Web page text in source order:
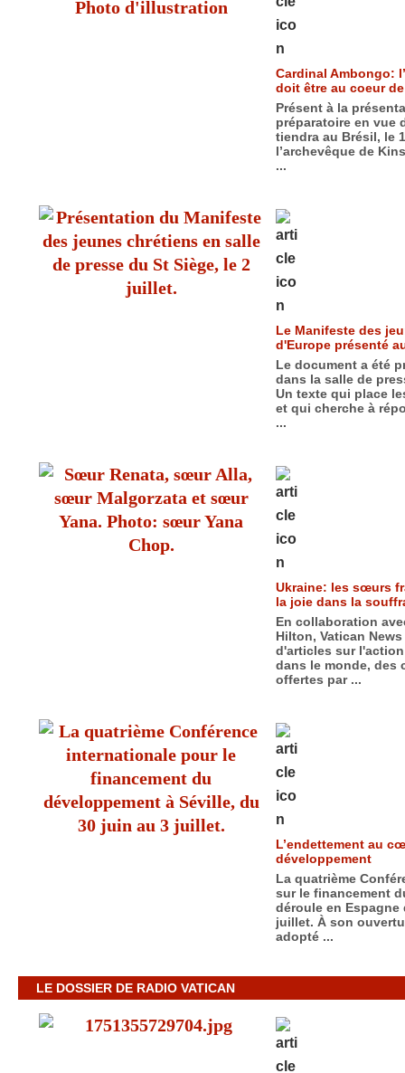
Cardinal Ambongo:
doit être au coeur
Présent à la
préparatoire en vue
tiendra au Brésil, le
l’archevêque de
...
Le Manifeste des
d'Europe présenté
Le document a été
dans la salle de
Un texte qui place
et qui cherche à
...
Ukraine: les sœurs
la joie dans la
En collaboration
Hilton, Vatican
d'articles sur
dans le monde, des
offertes par ...
L’endettement au
développement
La quatrième
sur le financement
déroule en Espagne
juillet. À son
adopté ...
LE DOSSIER DE RADIO VATICAN